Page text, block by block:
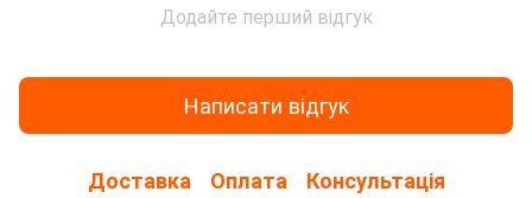
Додайте перший відгук
Написати відгук
Доставка Оплата Консультація